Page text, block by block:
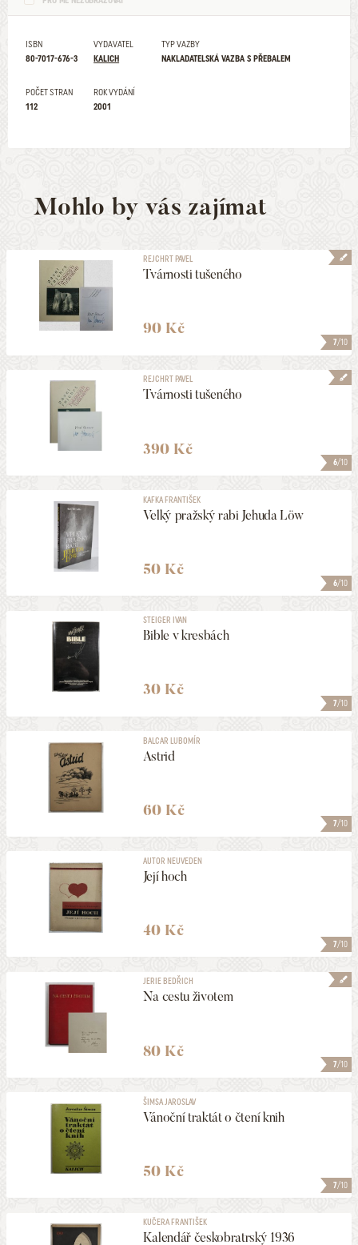
ISBN
80-7017-676-3
VYDAVATEL
KALICH
TYP VAZBY
NAKLADATELSKÁ VAZBA S PŘEBALEM
POČET STRAN
112
ROK VYDÁNÍ
2001
Mohlo by vás zajímat
7/10
REJCHRT PAVEL
Tvárnosti tušeného
90 Kč
6/10
REJCHRT PAVEL
Tvárnosti tušeného
390 Kč
6/10
KAFKA FRANTIŠEK
Velký pražský rabi Jehuda Löw
50 Kč
7/10
STEIGER IVAN
Bible v kresbách
30 Kč
7/10
BALCAR LUBOMÍR
Astrid
60 Kč
7/10
AUTOR NEUVEDEN
Její hoch
40 Kč
7/10
JERIE BEDŘICH
Na cestu životem
80 Kč
7/10
ŠIMSA JAROSLAV
Vánoční traktát o čtení knih
50 Kč
KUČERA FRANTIŠEK
Kalendář českobratrský 1936